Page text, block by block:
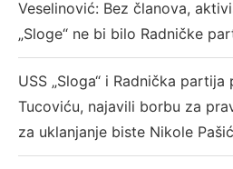
Veselinović: Bez članova,
„Sloge“ ne bi bilo Radničke
USS „Sloga“ i Radnička
Tucoviću, najavili borbu za
za uklanjanje biste Nikole